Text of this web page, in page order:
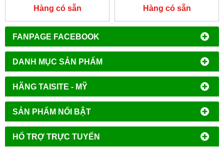
FANPAGE FACEBOOK
DANH MỤC SẢN PHẨM
HÃNG TAISITE - MỸ
SẢN PHẨM NỔI BẬT
HỔ TRỢ TRỰC TUYẾN
Hàng có sẵn
DURAN
Hàng có sẵn